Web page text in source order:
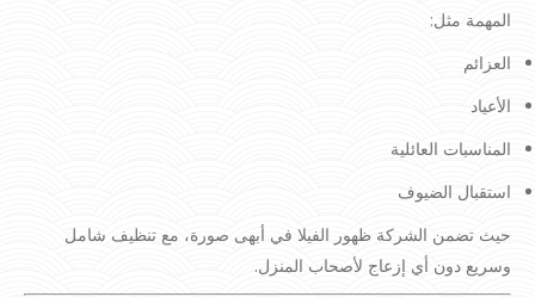
المهمة مثل:
العزائم
الأعياد
المناسبات العائلية
استقبال الضيوف
حيث تضمن الشركة ظهور الفيلا في أبهى صورة، مع تنظيف شامل
وسريع دون أي إزعاج لأصحاب المنزل.